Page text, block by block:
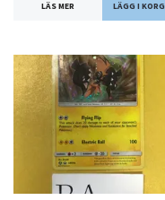
LÄS MER